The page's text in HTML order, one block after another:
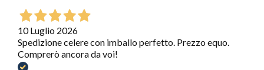
10 Luglio 2026
Spedizione celere con imballo perfetto. Prezzo equo.
Comprerò ancora da voi!